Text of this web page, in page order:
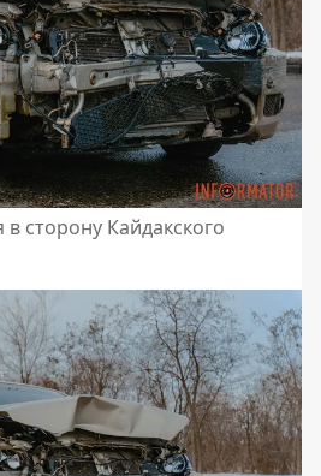
сторону Кайдакского